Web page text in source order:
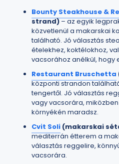
Bounty Steakhouse &
strand)– az egyik
közvetlenül a makarskai
található. Jó választás
ételekhez, koktélokhoz,
vacsorához anélkül, hogy
Restaurant Bruschetta
központi strandon
tengertől. Jó választás
vagy vacsorára,
környékén maradsz.
Cvit Soli (makarskai
mediterrán étterem a
választás reggelire,
vacsorára.